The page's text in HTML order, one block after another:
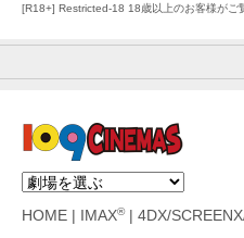
[R18+] Restricted-18 18歳以上のお客様がご
HOME IMAX®| 4DX/